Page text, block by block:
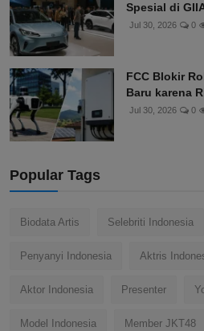
Spesial di
Jul 30, 2026 0
FCC Blokir
Baru karena
Jul 30, 2026 0
Popular Tags
Biodata Artis Selebriti Indonesia
Penyanyi Indonesia Aktris
Aktor Indonesia Presenter
Model Indonesia Member JKT48